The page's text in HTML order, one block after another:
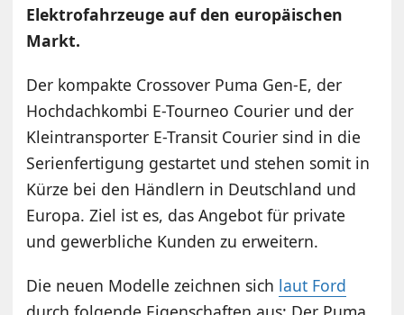
Elektrofahrzeuge auf den europäischen
Markt.
Der kompakte Crossover Puma Gen-E, der
Hochdachkombi E-Tourneo Courier und der
Kleintransporter E-Transit Courier sind in die
Serienfertigung gestartet und stehen somit in
Kürze bei den Händlern in Deutschland und
Europa. Ziel ist es, das Angebot für private
und gewerbliche Kunden zu erweitern.
Die neuen Modelle zeichnen sich laut Ford